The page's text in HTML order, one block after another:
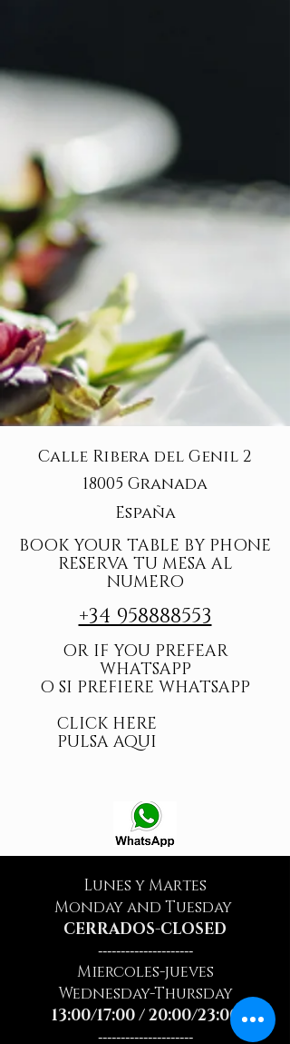
Calle Ribera del Genil 2
18005 Granada
España
BOOK YOUR TABLE BY PHONE
RESERVA TU MESA AL
NUMERO
+34 958888553
OR IF YOU PREFEAR
WHATSAPP
O SI PREFIERE WHATSAPP
CLICK HERE
PULSA AQUI
Lunes y Martes
Monday and Tuesday
CERRADOS-CLOSED
---------------------
Miercoles-jueves
Wednesday-Thursday
13:00/17:00 / 20:00/23:00
---------------------